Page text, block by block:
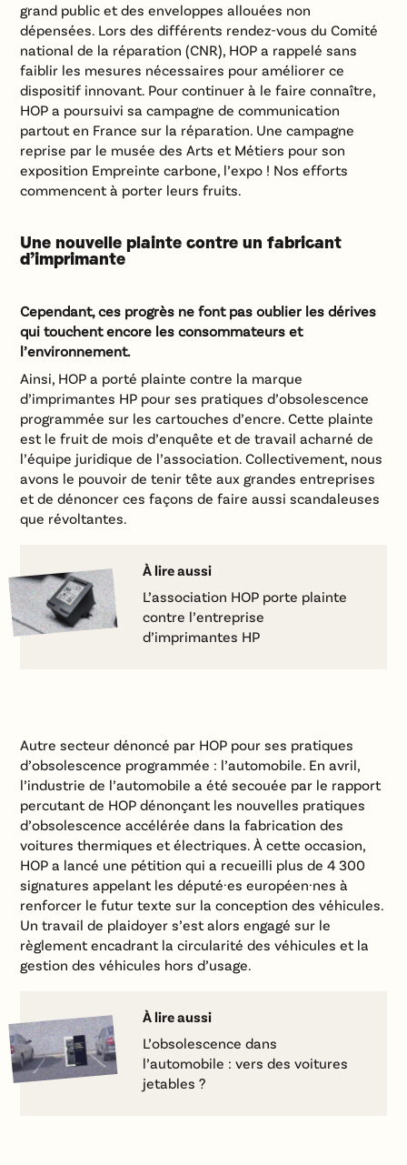
grand public et des enveloppes allouées non
dépensées. Lors des différents rendez-vous du Comité
national de la réparation (CNR), HOP a rappelé sans
faiblir les mesures nécessaires pour améliorer ce
dispositif innovant. Pour continuer à le faire connaître,
HOP a poursuivi sa campagne de communication
partout en France sur la réparation. Une campagne
reprise par le musée des Arts et Métiers pour son
exposition Empreinte carbone, l’expo ! Nos efforts
commencent à porter leurs fruits.
Une nouvelle plainte contre un fabricant
d’imprimante
Cependant, ces progrès ne font pas oublier les dérives
qui touchent encore les consommateurs et
l’environnement.
Ainsi, HOP a porté plainte contre la marque
d’imprimantes HP pour ses pratiques d’obsolescence
programmée sur les cartouches d’encre. Cette plainte
est le fruit de mois d’enquête et de travail acharné de
l’équipe juridique de l’association. Collectivement, nous
avons le pouvoir de tenir tête aux grandes entreprises
et de dénoncer ces façons de faire aussi scandaleuses
que révoltantes.
À lire aussi
L’association HOP porte plainte
contre l’entreprise
d’imprimantes HP
Autre secteur dénoncé par HOP pour ses pratiques
d’obsolescence programmée : l’automobile. En avril,
l’industrie de l’automobile a été secouée par le rapport
percutant de HOP dénonçant les nouvelles pratiques
d’obsolescence accélérée dans la fabrication des
voitures thermiques et électriques. À cette occasion,
HOP a lancé une pétition qui a recueilli plus de 4 300
signatures appelant les député·es européen·nes à
renforcer le futur texte sur la conception des véhicules.
Un travail de plaidoyer s’est alors engagé sur le
règlement encadrant la circularité des véhicules et la
gestion des véhicules hors d’usage.
À lire aussi
L’obsolescence dans
l’automobile : vers des voitures
jetables ?